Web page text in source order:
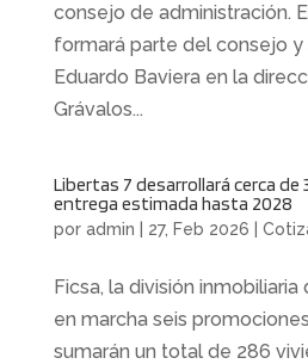
consejo de administración.
formará parte del consejo y
Eduardo Baviera en la
Grávalos...
Libertas 7 desarrollará cerca de
entrega estimada hasta 2028
por admin 27, Feb 2026
Ficsa, la división
en marcha seis
sumarán un total de 286